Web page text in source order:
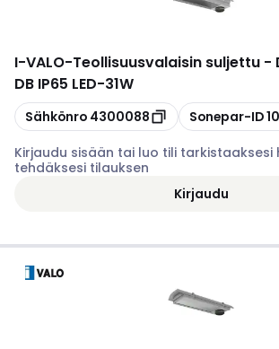
I-VALO-Teollisuusvalaisin suljettu -
DB IP65 LED-31W
Kopioi
Sähkönro 4300088 Kopioi
Sonepar-ID
Kirjaudu sisään tai luo tili tarkistaaksesi
tehdäksesi tilauksen
Kirjaudu